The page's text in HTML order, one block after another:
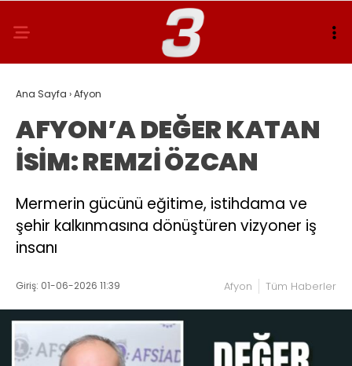
Ana Sayfa ›Afyon
AFYON’A DEĞER KATAN
İSİM: REMZİ ÖZCAN
Mermerin gücünü eğitime, istihdama ve
şehir kalkınmasına dönüştüren vizyoner iş
insanı
Giriş: 01-06-2026 11:39 Afyon Tüm Haberler